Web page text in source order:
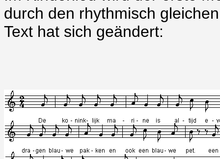
durch den rhythmisch
Text hat sich geändert: